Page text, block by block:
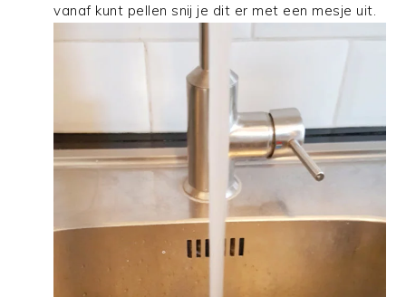
vanaf kunt pellen snij je dit er met een mesje uit.